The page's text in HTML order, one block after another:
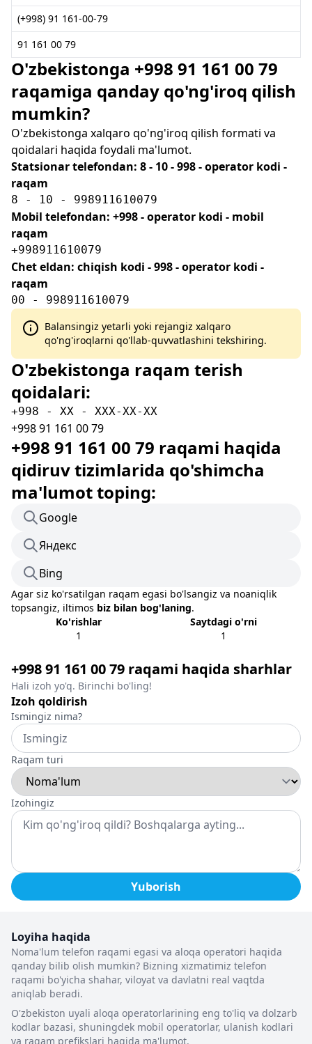
(+998) 91 161-00-79
91 161 00 79
O'zbekistonga +998 91 161 00 79
raqamiga qanday qo'ng'iroq qilish
mumkin?
O'zbekistonga xalqaro qo'ng'iroq qilish formati va
qoidalari haqida foydali ma'lumot.
Statsionar telefondan: 8 - 10 - 998 - operator kodi -
raqam
8 - 10 - 998911610079
Mobil telefondan: +998 - operator kodi - mobil
raqam
+998911610079
Chet eldan: chiqish kodi - 998 - operator kodi -
raqam
00 - 998911610079
Balansingiz yetarli yoki rejangiz xalqaro
qo'ng'iroqlarni qo'llab-quvvatlashini tekshiring.
O'zbekistonga raqam terish
qoidalari:
+998 - XX - XXX-XX-XX
+998 91 161 00 79
+998 91 161 00 79 raqami haqida
qidiruv tizimlarida qo'shimcha
ma'lumot toping:
Google
Яндекс
Bing
Agar siz ko'rsatilgan raqam egasi bo'lsangiz va noaniqlik
topsangiz, iltimos biz bilan bog'laning.
Ko'rishlar
1
Saytdagi o'rni
1
+998 91 161 00 79 raqami haqida sharhlar
Hali izoh yo'q. Birinchi bo'ling!
Izoh qoldirish
Ismingiz nima?
Raqam turi
Izohingiz
Yuborish
Loyiha haqida
Noma'lum telefon raqami egasi va aloqa operatori haqida
qanday bilib olish mumkin? Bizning xizmatimiz telefon
raqami bo'yicha shahar, viloyat va davlatni real vaqtda
aniqlab beradi.
O'zbekiston uyali aloqa operatorlarining eng to'liq va dolzarb
kodlar bazasi, shuningdek mobil operatorlar, ulanish kodlari
va raqam prefikslari haqida ma'lumot.